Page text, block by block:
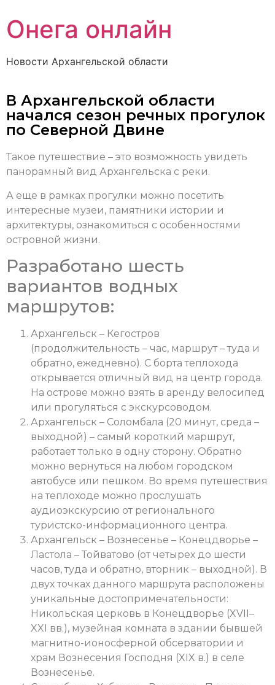
Онега онлайн
Новости Архангельской области
В Архангельской области
начался сезон речных прогулок
по Северной Двине
Такое путешествие – это возможность увидеть
панорамный вид Архангельска с реки.
А еще в рамках прогулки можно посетить
интересные музеи, памятники истории и
архитектуры, ознакомиться с особенностями
островной жизни.
Разработано шесть
вариантов водных
маршрутов:
Архангельск – Кегостров
(продолжительность – час, маршрут – туда и
обратно, ежедневно). С борта теплохода
открывается отличный вид на центр города.
На острове можно взять в аренду велосипед
или прогуляться с экскурсоводом.
Архангельск – Соломбала (20 минут, среда –
выходной) – самый короткий маршрут,
работает только в одну сторону. Обратно
можно вернуться на любом городском
автобусе или пешком. Во время путешествия
на теплоходе можно прослушать
аудиоэкскурсию от регионального
туристско-информационного центра.
Архангельск – Вознесенье – Конецдворье –
Ластола – Тойватово (от четырех до шести
часов, туда и обратно, вторник – выходной). В
двух точках данного маршрута расположены
уникальные достопримечательности:
Никольская церковь в Конецдворье (XVII–
XXI вв.), музейная комната в здании бывшей
магнитно-ионосферной обсерватории и
храм Вознесения Господня (XIX в.) в селе
Вознесенье.